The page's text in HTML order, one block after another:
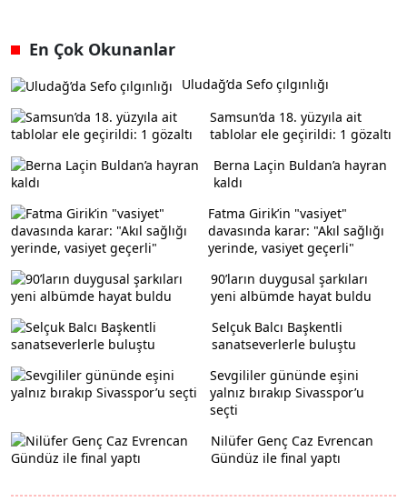
En Çok Okunanlar
Uludağ’da Sefo çılgınlığı
Samsun’da 18. yüzyıla ait
tablolar ele geçirildi: 1 gözaltı
Berna Laçin Buldan’a hayran
kaldı
Fatma Girik’in "vasiyet"
davasında karar: "Akıl sağlığı
yerinde, vasiyet geçerli"
90’ların duygusal şarkıları
yeni albümde hayat buldu
Selçuk Balcı Başkentli
sanatseverlerle buluştu
Sevgililer gününde eşini
yalnız bırakıp Sivasspor’u
seçti
Nilüfer Genç Caz Evrencan
Gündüz ile final yaptı